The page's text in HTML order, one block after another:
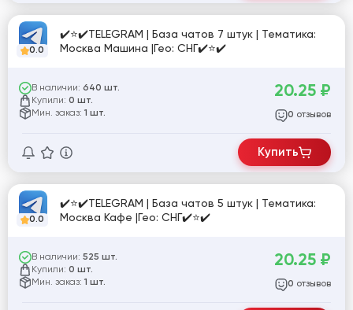
0.0
✔️⭐✔️TELEGRAM | База чатов 7 штук | Тематика:
Москва Машина |Гео: СНГ✔️⭐✔️
В наличии: 640 шт.
Купили: 0 шт.
Мин. заказ: 1 шт.
20.25 ₽
0 отзывов
Купить
0.0
✔️⭐✔️TELEGRAM | База чатов 5 штук | Тематика:
Москва Кафе |Гео: СНГ✔️⭐✔️
В наличии: 525 шт.
Купили: 0 шт.
Мин. заказ: 1 шт.
20.25 ₽
0 отзывов